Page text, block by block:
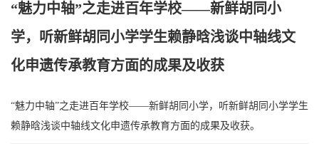
“魅力中轴”之走进百年学校——新鲜胡同小
学，听新鲜胡同小学学生赖静晗浅谈中轴线文
化申遗传承教育方面的成果及收获
“魅力中轴”之走进百年学校——新鲜胡同小学，听新鲜胡同小学学生
赖静晗浅谈中轴线文化申遗传承教育方面的成果及收获。